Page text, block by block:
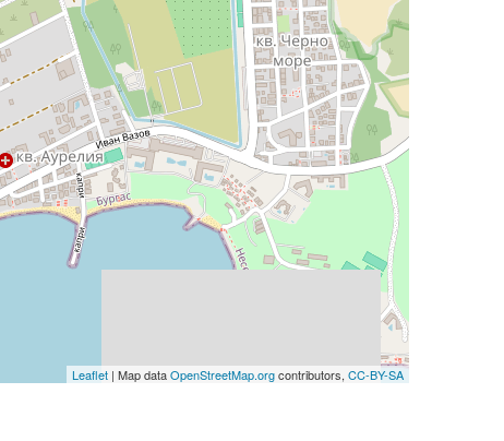
Leaflet | Map dataOpenStreetMap.orgcontributors, CC-BY-SA